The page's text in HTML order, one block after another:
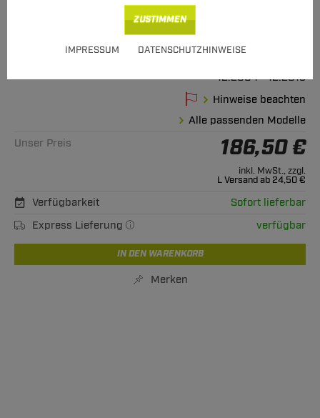
IMPRESSUM DATENSCHUTZHINWEISE
ZUSTIMMEN
Geeignet für
12.2004 - 12.2013
Hinweise beachten
Alle passenden Modelle
Unser Preis
186,50 €
inkl. MwSt., zzgl.
L Versand ab 24,50 €
Verfügbarkeit
Sofort lieferbar
Express Lieferung
verfügbar
IN DEN WARENKORB
Merken